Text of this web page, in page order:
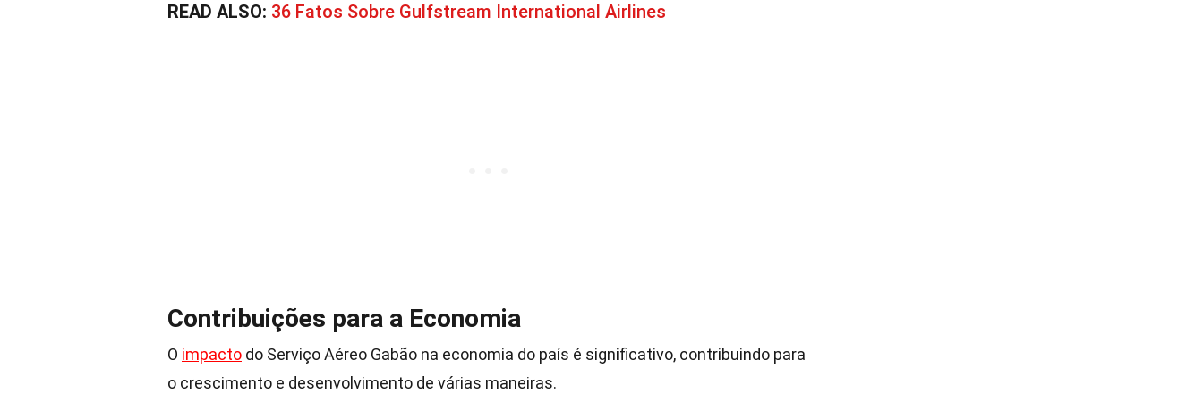
READ ALSO: 36 Fatos Sobre Gulfstream International Airlines
Contribuições para a Economia
O impacto do Serviço Aéreo Gabão na economia do país é significativo, contribuindo para
o crescimento e desenvolvimento de várias maneiras.